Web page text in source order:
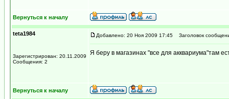
Вернуться к началу
teta1984
Зарегистрирован: 20.11.2009
Сообщения: 2
Добавлено: 20 Ноя 2009 17:45 Заголовок
Я беру в магазинах "все для акквариума"там
Вернуться к началу